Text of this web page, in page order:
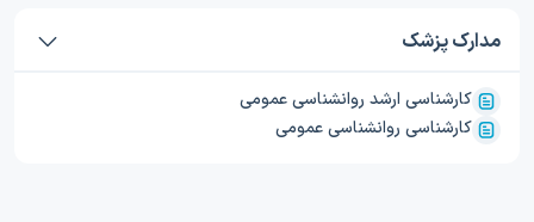
مدارک پزشک
کارشناسی ارشد روانشناسی عمومی
کارشناسی روانشناسی عمومی